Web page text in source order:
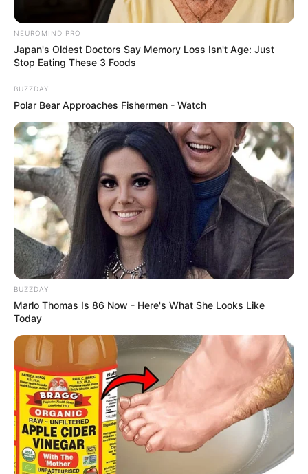
nachhause holen! Das macht die Firma Spass
Verleih & Events DL GmbH dank Ihres
umfangreichen Angebots an Hüpfburgen,
Eventmodulen und Outdoor Spielgeräten möglich.
Hüpfburg bis hin zu über 150 Quadratmeter großen
aufblasbaren Hüpf- & Spielelandschaften. Neben
Hüpfburgen gibt es zahlreiche weitere Angebote für
Kindergeburtstage: Z.B. Kinderschminken &
Ballonkünstler, leckeres Popcorn frisch zubereitet
aus der Popcornmaschine oder aber XXL
Spielgeräte für den draußen. So verwandelt sich der
Garten in eine aufregende Erlebniswelt und ein
toller Kindergeburtstag ist garantiert. Mit Firmensitz
in Hünfelden zwischen Limburg und Wiesbaden
beliefert die Firma Spass Verleih das gesamte
Rhein-Main-Gebiet sowie ganz Hessen.
Informationen unter
Eingetragen von Spass Verleih.
Kindergeburtstage für Abneteurer_innen - Sie
wollten ihrem Kind schon immer mal eine besondere
Geburtstagsfeier bieten? Eine Feier von der ihr Kind
begeistert ist? Wo es tolle Sachen erlebt und
gleichzeitig in guten Händen ist? Dann herzlich
willkommen bei uns! Bei uns in Ehringen erwartet
die Kinder ein unvergessliches Erlebnis. Viele
Abenteuer mit allem drum und dran zu fairen
Konditionen. Sie brauchen sich um nichts mehr zu
NEUROMIND PRO
Japan's Oldest Doctors Say Memory Loss Isn't Age: Just
Stop Eating These 3 Foods
BUZZDAY
Polar Bear Approaches Fishermen - Watch
BUZZDAY
Marlo Thomas Is 86 Now - Here's What She Looks Like
Today